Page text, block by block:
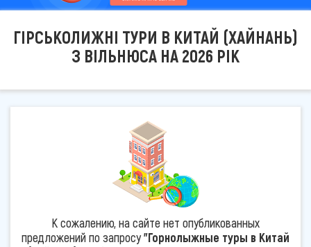
ГІРСЬКОЛИЖНІ ТУРИ В КИТАЙ (ХАЙНАНЬ)
З ВІЛЬНЮСА НА 2026 РІК
К сожалению, на сайте нет опубликованных
предложений по запросу"Горнолыжные туры в Китай